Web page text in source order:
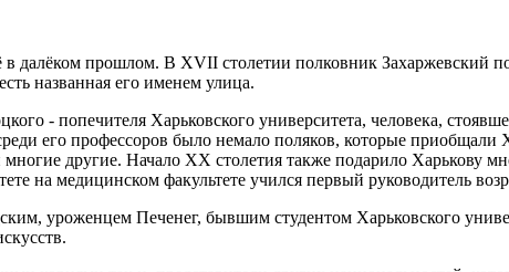
далёком прошлом. В XVII столетии полковник Захаржевский
названная его именем улица.
- попечителя Харьковского университета, человека,
его профессоров было немало поляков, которые приобщали
другие. Начало XX столетия также подарило Харькову
на медицин­ском факультете учился первый руководитель
уроженцем Печенег, бывшим студентом Харьковского